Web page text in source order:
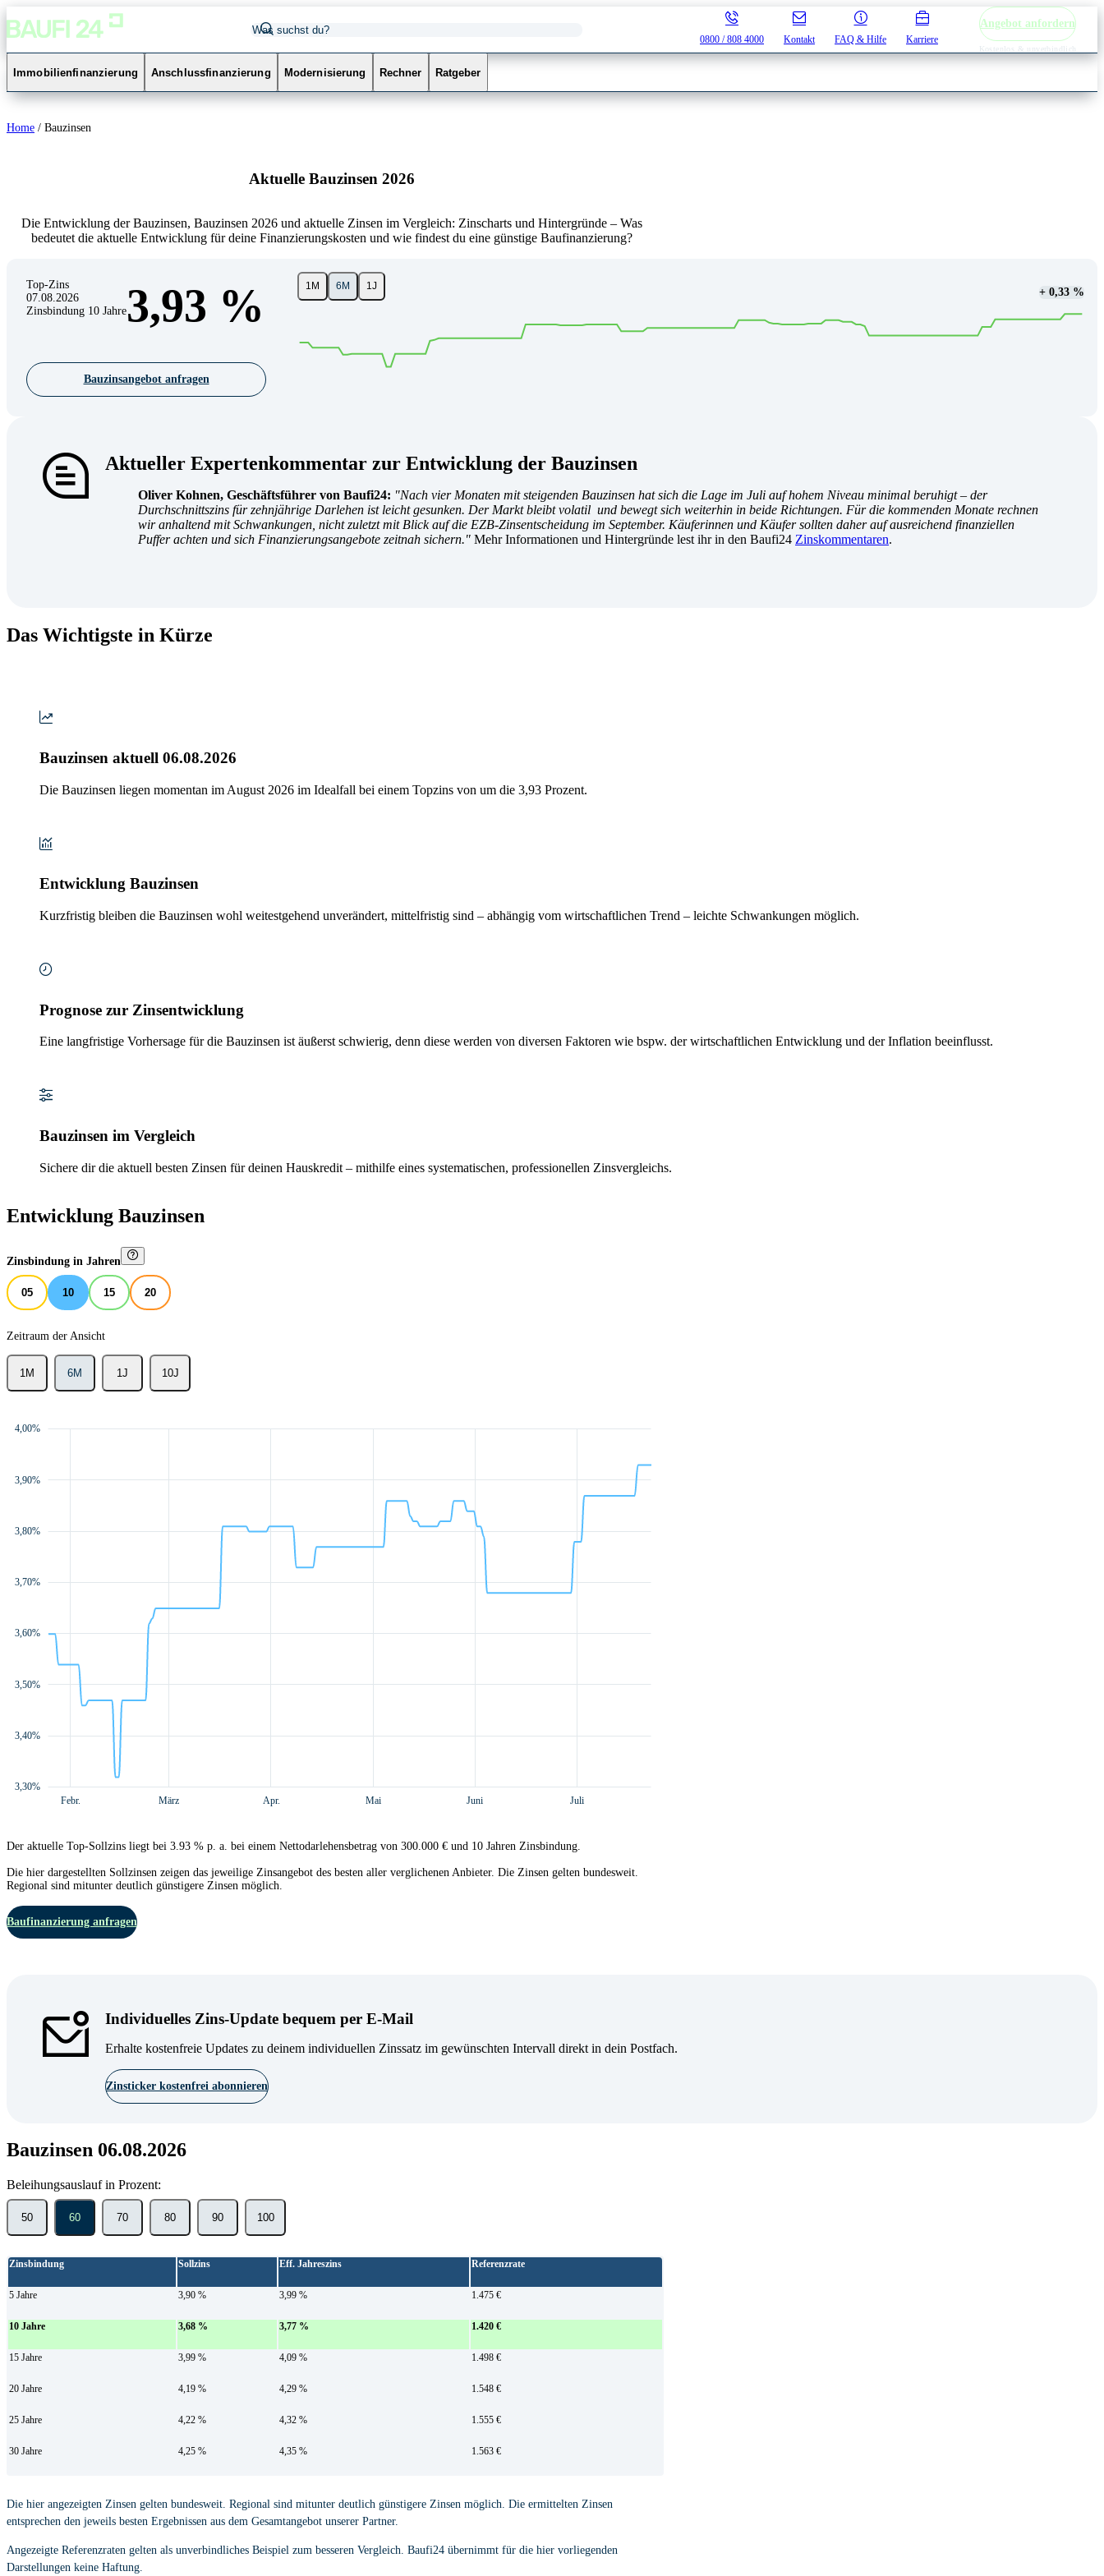
0800 / 808 4000 Kontakt FAQ & Hilfe Karriere
Angebot anfordern
Kostenlos & unverbindlich
Immobilienfinanzierung Anschlussfinanzierung Modernisierung Rechner Ratgeber
Home / Bauzinsen
Aktuelle Bauzinsen 2026
Die Entwicklung der Bauzinsen, Bauzinsen 2026 und aktuelle Zinsen im Vergleich: Zinscharts und Hintergründe – Was
bedeutet die aktuelle Entwicklung für deine Finanzierungskosten und wie findest du eine günstige Baufinanzierung?
Top-Zins
07.08.2026
Zinsbindung 10 Jahre3,93 %
Bauzinsangebot anfragen
1M 6M 1J + 0,33 %
Aktueller Expertenkommentar zur Entwicklung der Bauzinsen
Oliver Kohnen, Geschäftsführer von Baufi24: "Nach vier Monaten mit steigenden Bauzinsen hat sich die Lage im Juli auf hohem Niveau minimal beruhigt – der
Durchschnittszins für zehnjährige Darlehen ist leicht gesunken. Der Markt bleibt volatil und bewegt sich weiterhin in beide Richtungen. Für die kommenden Monate rechnen
wir anhaltend mit Schwankungen, nicht zuletzt mit Blick auf die EZB-Zinsentscheidung im September. Käuferinnen und Käufer sollten daher auf ausreichend finanziellen
Puffer achten und sich Finanzierungsangebote zeitnah sichern." Mehr Informationen und Hintergründe lest ihr in den Baufi24 Zinskommentaren.
Das Wichtigste in Kürze
Bauzinsen aktuell 06.08.2026
Die Bauzinsen liegen momentan im August 2026 im Idealfall bei einem Topzins von um die 3,93 Prozent.
Entwicklung Bauzinsen
Kurzfristig bleiben die Bauzinsen wohl weitestgehend unverändert, mittelfristig sind – abhängig vom wirtschaftlichen Trend – leichte Schwankungen möglich.
Prognose zur Zinsentwicklung
Eine langfristige Vorhersage für die Bauzinsen ist äußerst schwierig, denn diese werden von diversen Faktoren wie bspw. der wirtschaftlichen Entwicklung und der Inflation beeinflusst.
Bauzinsen im Vergleich
Sichere dir die aktuell besten Zinsen für deinen Hauskredit – mithilfe eines systematischen, professionellen Zinsvergleichs.
Entwicklung Bauzinsen
Zinsbindung in Jahren
05 10 15 20
Zeitraum der Ansicht
1M 6M 1J 10J
3,40%
3,60%
3,80%
4,00%
3,90%
3,70%
3,50%
3,30%
Febr. März Apr. Mai Juni Juli
Der aktuelle Top-Sollzins liegt bei 3.93 % p. a. bei einem Nettodarlehensbetrag von 300.000 € und 10 Jahren Zinsbindung.
Die hier dargestellten Sollzinsen zeigen das jeweilige Zinsangebot des besten aller verglichenen Anbieter. Die Zinsen gelten bundesweit.
Regional sind mitunter deutlich günstigere Zinsen möglich.
Baufinanzierung anfragen
Individuelles Zins-Update bequem per E-Mail
Erhalte kostenfreie Updates zu deinem individuellen Zinssatz im gewünschten Intervall direkt in dein Postfach.
Zinsticker kostenfrei abonnieren
Bauzinsen 06.08.2026
Beleihungsauslauf in Prozent:
50 60 70 80 90 100
Zinsbindung Sollzins Eff. Jahreszins Referenzrate
5 Jahre 3,90 % 3,99 % 1.475 €
10 Jahre 3,68 % 3,77 % 1.420 €
15 Jahre 3,99 % 4,09 % 1.498 €
20 Jahre 4,19 % 4,29 % 1.548 €
25 Jahre 4,22 % 4,32 % 1.555 €
30 Jahre 4,25 % 4,35 % 1.563 €
Die hier angezeigten Zinsen gelten bundesweit. Regional sind mitunter deutlich günstigere Zinsen möglich. Die ermittelten Zinsen
entsprechen den jeweils besten Ergebnissen aus dem Gesamtangebot unserer Partner.
Angezeigte Referenzraten gelten als unverbindliches Beispiel zum besseren Vergleich. Baufi24 übernimmt für die hier vorliegenden
Darstellungen keine Haftung.